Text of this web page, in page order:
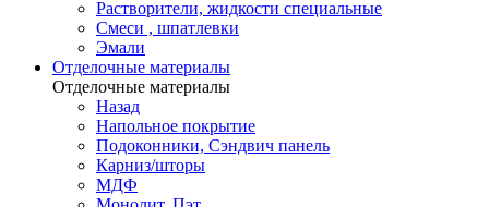
Растворители, жидкости специальные
Смеси , шпатлевки
Эмали
Отделочные материалы
Отделочные материалы
Назад
Напольное покрытие
Подоконники, Сэндвич панель
Карниз/шторы
МДФ